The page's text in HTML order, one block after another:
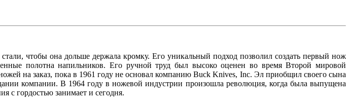
чтобы она дольше держала кромку. Его уникальный подход позволил создать первый нож
полотна напильников. Его ручной труд был высоко оценен во время Второй мировой
на заказ, пока в 1961 году не основал компанию Buck Knives, Inc. Эл приобщил своего сына
компании. В 1964 году в ножевой индустрии произошла революция, когда была выпущена
с гордостью занимает и сегодня.